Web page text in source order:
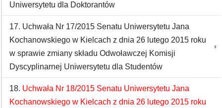
Uniwersytetu dla Doktorantów
17. Uchwała Nr 17/2015 Senatu Uniwersytetu Jana
Kochanowskiego w Kielcach z dnia 26 lutego 2015 roku
w sprawie zmiany składu Odwoławczej Komisji
Dyscyplinarnej Uniwersytetu dla Studentów
18. Uchwała Nr 18/2015 Senatu Uniwersytetu Jana
Kochanowskiego w Kielcach z dnia 26 lutego 2015 roku